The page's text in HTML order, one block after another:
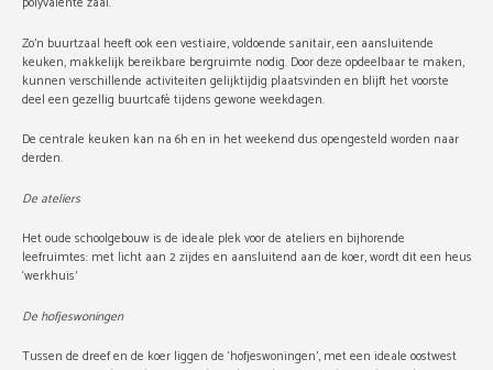
Zo’n buurtzaal heeft ook een vestiaire, voldoende sanitair, een aansluitende
keuken, makkelijk bereikbare bergruimte nodig. Door deze opdeelbaar te maken,
kunnen verschillende activiteiten gelijktijdig plaatsvinden en blijft het voorste
deel een gezellig buurtcafé tijdens gewone weekdagen.
De centrale keuken kan na 6h en in het weekend dus opengesteld worden naar
derden.
De ateliers
Het oude schoolgebouw is de ideale plek voor de ateliers en bijhorende
leefruimtes: met licht aan 2 zijdes en aansluitend aan de koer, wordt dit een heus
‘werkhuis’
De hofjeswoningen
Tussen de dreef en de koer liggen de ‘hofjeswoningen’, met een ideale oostwest